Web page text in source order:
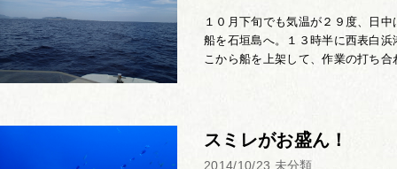
１０月下旬でも気温が２９度、日
船を石垣島へ。１３時半に西表白
こから船を上架して、作業の打ち
スミレがお盛ん！
2014/10/23 未分類